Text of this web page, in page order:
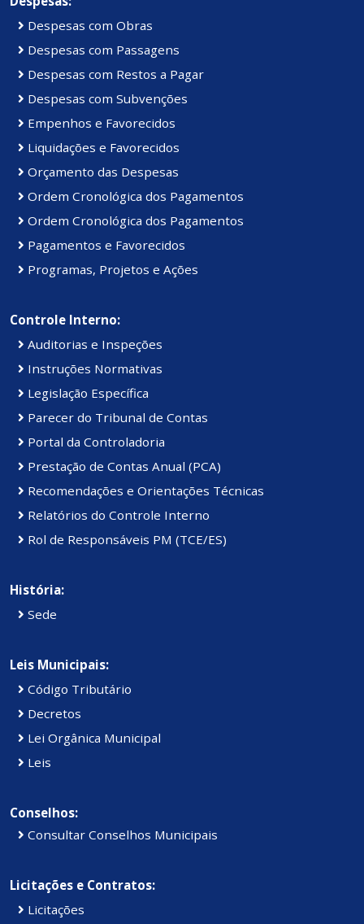
Despesas com Obras
Despesas com Passagens
Despesas com Restos a Pagar
Despesas com Subvenções
Empenhos e Favorecidos
Liquidações e Favorecidos
Orçamento das Despesas
Ordem Cronológica dos Pagamentos
Ordem Cronológica dos Pagamentos
Pagamentos e Favorecidos
Programas, Projetos e Ações
Controle Interno:
Auditorias e Inspeções
Instruções Normativas
Legislação Específica
Parecer do Tribunal de Contas
Portal da Controladoria
Prestação de Contas Anual (PCA)
Recomendações e Orientações Técnicas
Relatórios do Controle Interno
Rol de Responsáveis PM (TCE/ES)
História:
Sede
Leis Municipais:
Código Tributário
Decretos
Lei Orgânica Municipal
Leis
Conselhos:
Consultar Conselhos Municipais
Licitações e Contratos:
Licitações